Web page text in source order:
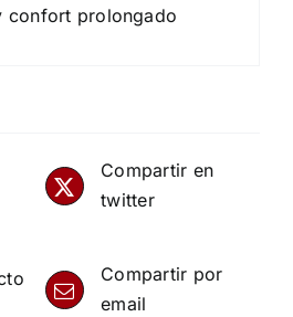
confort prolongado
Compartir en
twitter
Compartir por
email